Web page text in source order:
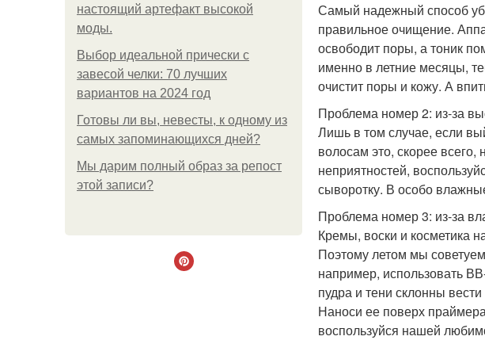
настоящий артефакт высокой
моды.
Выбор идеальной прически с
завесой челки: 70 лучших
вариантов на 2024 год
Готовы ли вы, невесты, к одному из
самых запоминающихся дней?
Мы дарим полный образ за репост
этой записи?
Самый надежный способ
правильное очищение.
освободит поры, а тоник
именно в летние месяцы,
очистит поры и кожу. А
Проблема номер 2: из-за
Лишь в том случае, если
волосам это, скорее
неприятностей,
сыворотку. В особо
Проблема номер 3: из-за
Кремы, воски и косметика
Поэтому летом мы
например, использовать
пудра и тени склонны
Наноси ее поверх
воспользуйся нашей